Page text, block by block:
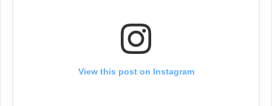
View this post on Instagram